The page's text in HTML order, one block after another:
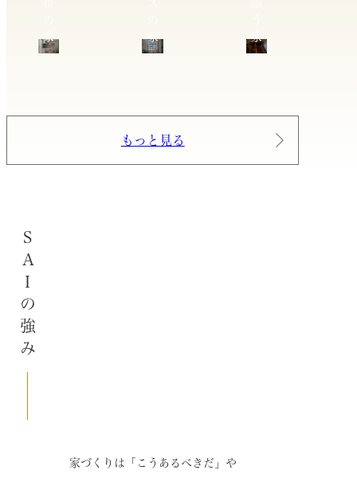
家
家
家
もっと見る
SAIの強み
家づくりは「こうあるべきだ」や